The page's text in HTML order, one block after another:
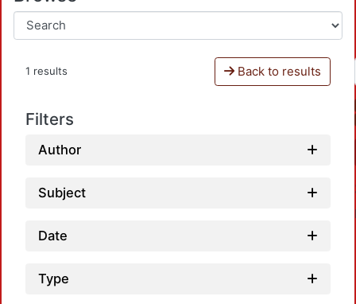
1 results Back to results
Filters
Author
Subject
Date
Type